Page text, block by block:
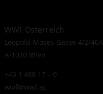
WWF Österreich
Leopold-Moses-Gasse 4/2/40A
A-1020 Wien
+43 1 488 17 – 0
wwf@wwf.at